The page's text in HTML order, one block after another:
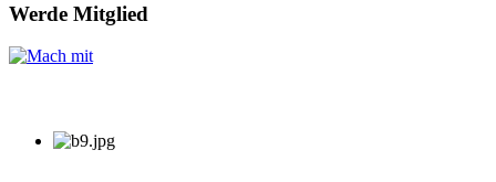
Werde Mitglied